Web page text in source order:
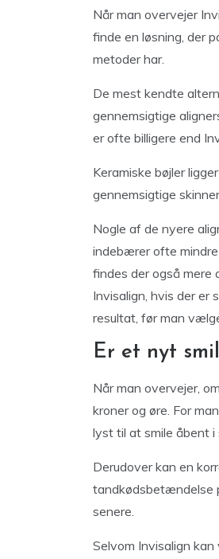
Når man overvejer
finde en løsning, der
metoder har.
De mest kendte
gennemsigtige
er ofte billigere end
Keramiske bøjler
gennemsigtige
Nogle af de nyere
indebærer ofte
findes der også mere
Invisalign, hvis der er
resultat, før man
Er et nyt
Når man overvejer,
kroner og øre. For
lyst til at smile åbent
Derudover kan en
tandkødsbetændelse
senere.
Selvom Invisalign